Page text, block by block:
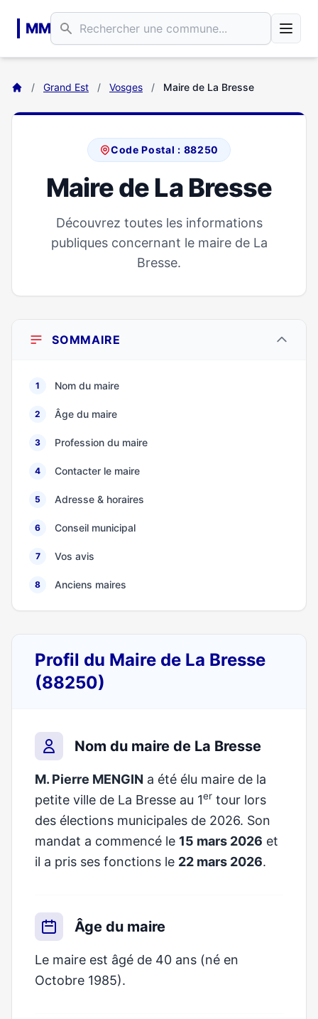
MM
/ Grand Est / Vosges / Maire de La Bresse
Code Postal : 88250
Maire de La Bresse
Découvrez toutes les informations
publiques concernant le maire de La
Bresse.
SOMMAIRE
1 Nom du maire
2 Âge du maire
3 Profession du maire
4 Contacter le maire
5 Adresse & horaires
6 Conseil municipal
7 Vos avis
8 Anciens maires
Profil du Maire de La Bresse
(88250)
Nom du maire de La Bresse
M. Pierre MENGIN a été élu maire de la
petite ville de La Bresse au 1er tour lors
des élections municipales de 2026. Son
mandat a commencé le 15 mars 2026 et
il a pris ses fonctions le 22 mars 2026.
Âge du maire
Le maire est âgé de 40 ans (né en
Octobre 1985).